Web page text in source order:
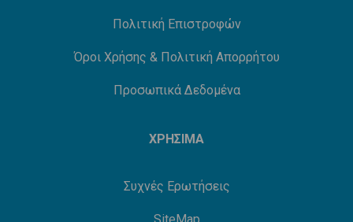
Πολιτική Επιστροφών
Όροι Χρήσης & Πολιτική Απορρήτου
Προσωπικά Δεδομένα
ΧΡΗΣΙΜΑ
Συχνές Ερωτήσεις